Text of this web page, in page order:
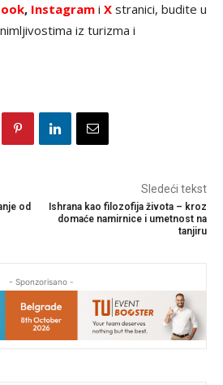
, Instagram i X stranici, budite u
iz turizma i
od
Sledeći tekst
Ishrana kao filozofija života – kroz
domaće namirnice i umetnost na
tanjiru
- Sponzorisano -